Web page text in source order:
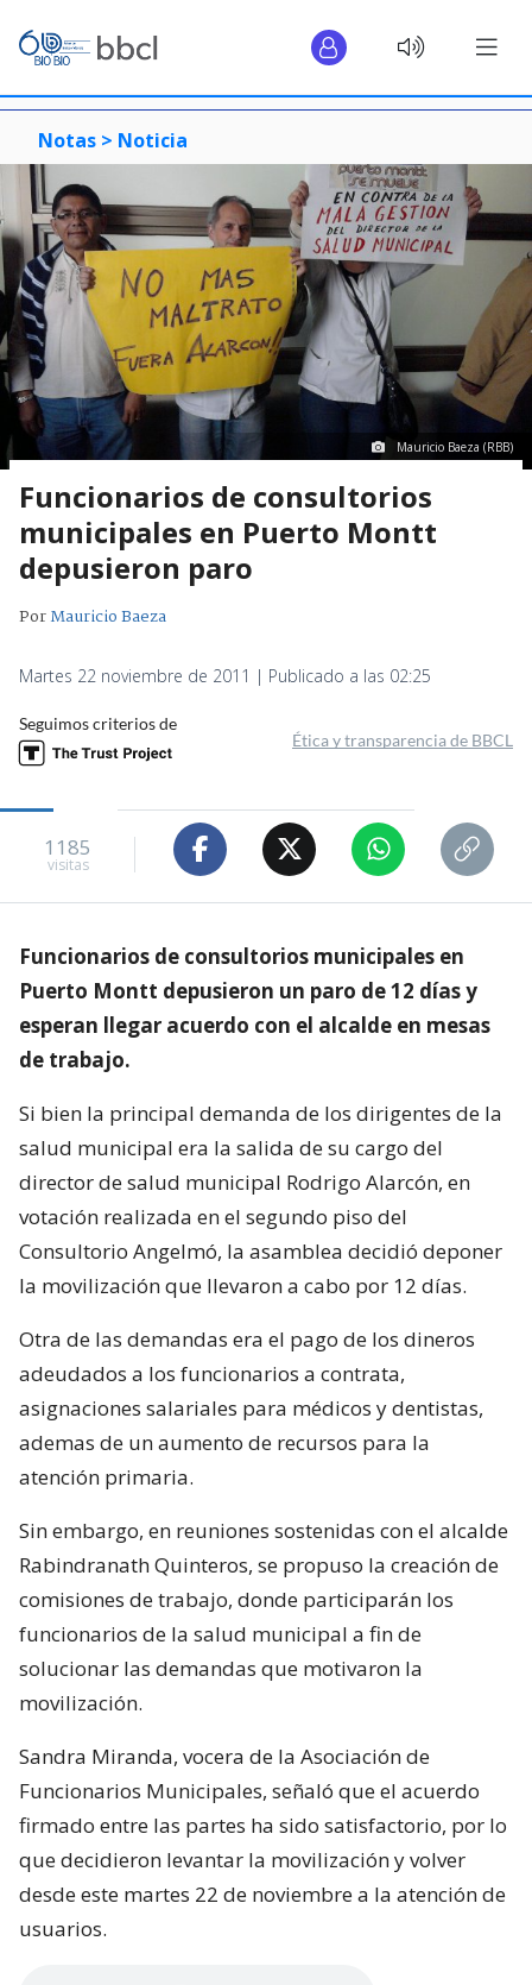
Notas > Noticia
Mauricio Baeza (RBB)
Funcionarios de consultorios
municipales en Puerto Montt
depusieron paro
PorMauricio Baeza
Martes 22 noviembre de 2011 | Publicado a las 02:25
Seguimos criterios de
Ética y transparencia de BBCL
1185
visitas
Funcionarios de consultorios municipales en
Puerto Montt depusieron un paro de 12 días y
esperan llegar acuerdo con el alcalde en mesas
de trabajo.
Si bien la principal demanda de los dirigentes de la
salud municipal era la salida de su cargo del
director de salud municipal Rodrigo Alarcón, en
votación realizada en el segundo piso del
Consultorio Angelmó, la asamblea decidió deponer
la movilización que llevaron a cabo por 12 días.
Otra de las demandas era el pago de los dineros
adeudados a los funcionarios a contrata,
asignaciones salariales para médicos y dentistas,
ademas de un aumento de recursos para la
atención primaria.
Sin embargo, en reuniones sostenidas con el alcalde
Rabindranath Quinteros, se propuso la creación de
comisiones de trabajo, donde participarán los
funcionarios de la salud municipal a fin de
solucionar las demandas que motivaron la
movilización.
Sandra Miranda, vocera de la Asociación de
Funcionarios Municipales, señaló que el acuerdo
firmado entre las partes ha sido satisfactorio, por lo
que decidieron levantar la movilización y volver
desde este martes 22 de noviembre a la atención de
usuarios.